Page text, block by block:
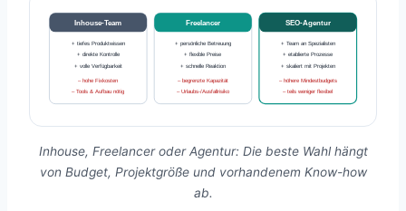
Inhouse-Team
+ tiefes Produktwissen
+ direkte Kontrolle
+ volle Verfügbarkeit
– hohe Fixkosten
– Tools & Aufbau nötig
Freelancer
+ persönliche Betreuung
+ flexible Preise
+ schnelle Reaktion
– begrenzte Kapazität
– Urlaubs-/Ausfallrisiko
SEO-Agentur
+ Team an Spezialisten
+ etablierte Prozesse
+ skaliert mit Projekten
– höhere Mindestbudgets
– teils weniger flexibel
Inhouse, Freelancer oder Agentur: Die beste Wahl hängt
von Budget, Projektgröße und vorhandenem Know-how
ab.